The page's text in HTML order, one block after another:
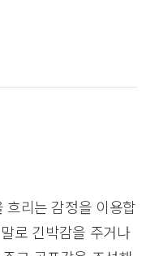
흐리는 감정을 이용합
말로 긴박감을 주거나